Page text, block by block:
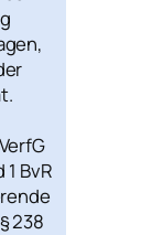
1 BvR
238